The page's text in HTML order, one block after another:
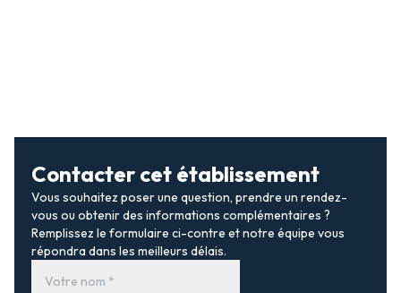
Contacter cet établissement
Vous souhaitez poser une question, prendre un rendez-
vous ou obtenir des informations complémentaires ?
Remplissez le formulaire ci-contre et notre équipe vous
répondra dans les meilleurs délais.